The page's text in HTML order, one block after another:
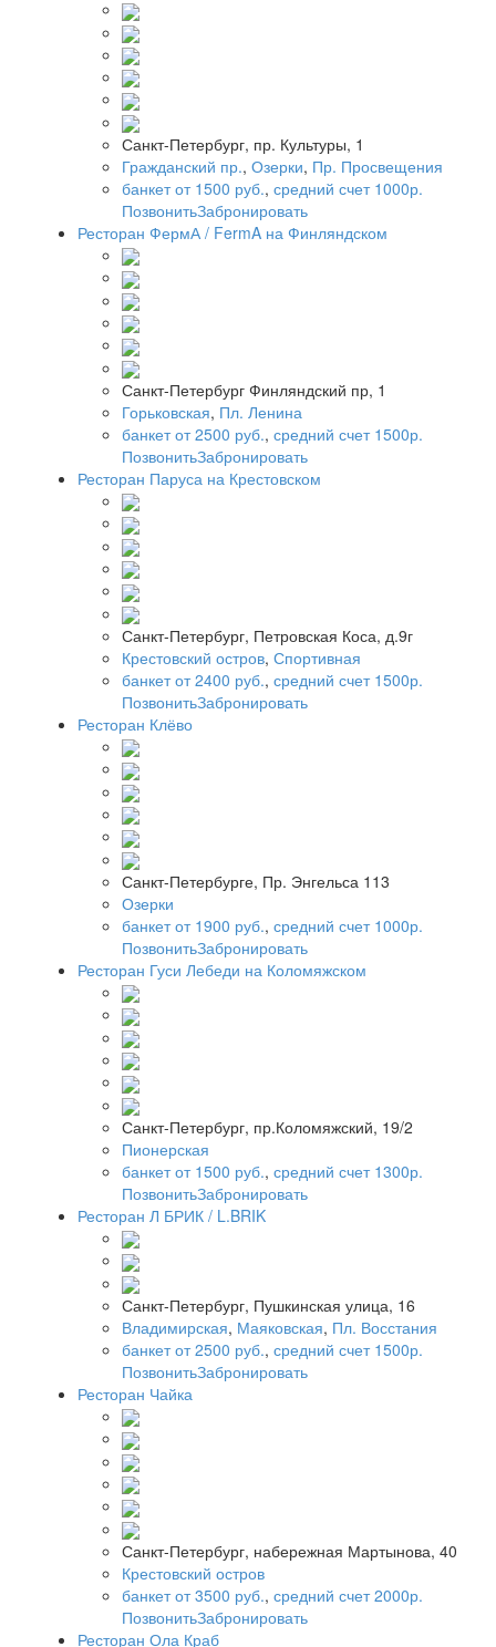
Санкт-Петербург, пр. Культуры, 1
Гражданский пр., Озерки, Пр. Просвещения
банкет от 1500 руб., средний счет 1000р.
ПозвонитьЗабронировать
Ресторан ФермА / FermA на Финляндском
Санкт-Петербург Финляндский пр, 1
Горьковская, Пл. Ленина
банкет от 2500 руб., средний счет 1500р.
ПозвонитьЗабронировать
Ресторан Паруса на Крестовском
Санкт-Петербург, Петровская Коса, д.9г
Крестовский остров, Спортивная
банкет от 2400 руб., средний счет 1500р.
ПозвонитьЗабронировать
Ресторан Клёво
Санкт-Петербурге, Пр. Энгельса 113
Озерки
банкет от 1900 руб., средний счет 1000р.
ПозвонитьЗабронировать
Ресторан Гуси Лебеди на Коломяжском
Санкт-Петербург, пр.Коломяжский, 19/2
Пионерская
банкет от 1500 руб., средний счет 1300р.
ПозвонитьЗабронировать
Ресторан Л БРИК / L.BRIK
Санкт-Петербург, Пушкинская улица, 16
Владимирская, Маяковская, Пл. Восстания
банкет от 2500 руб., средний счет 1500р.
ПозвонитьЗабронировать
Ресторан Чайка
Санкт-Петербург, набережная Мартынова, 40
Крестовский остров
банкет от 3500 руб., средний счет 2000р.
ПозвонитьЗабронировать
Ресторан Ола Краб